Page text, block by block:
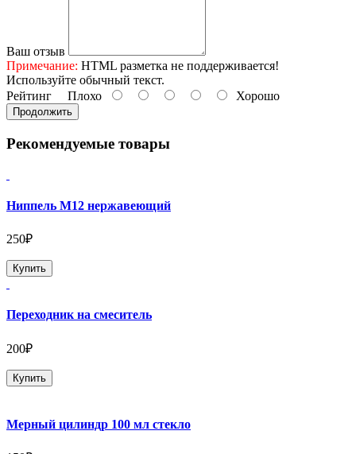
Ваш отзыв
Примечание: HTML разметка не поддерживается!
Используйте обычный текст.
Рейтинг Плохо Хорошо
Продолжить
Рекомендуемые товары
Ниппель М12 нержавеющий
250₽
Купить
Переходник на смеситель
200₽
Купить
Мерный цилиндр 100 мл стекло